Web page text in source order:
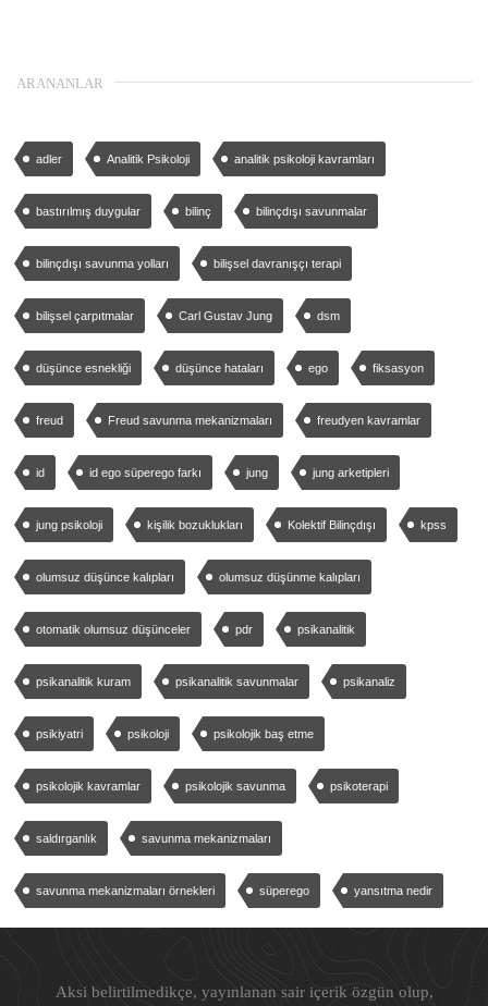
ARANANLAR
adler Analitik Psikoloji analitik psikoloji kavramları
bastırılmış duygular bilinç bilinçdışı savunmalar
bilinçdışı savunma yolları bilişsel davranışçı terapi
bilişsel çarpıtmalar Carl Gustav Jung dsm
düşünce esnekliği düşünce hataları ego fiksasyon
freud Freud savunma mekanizmaları freudyen kavramlar
id id ego süperego farkı jung jung arketipleri
jung psikoloji kişilik bozuklukları Kolektif Bilinçdışı kpss
olumsuz düşünce kalıpları olumsuz düşünme kalıpları
otomatik olumsuz düşünceler pdr psikanalitik
psikanalitik kuram psikanalitik savunmalar psikanaliz
psikiyatri psikoloji psikolojik baş etme
psikolojik kavramlar psikolojik savunma psikoterapi
saldırganlık savunma mekanizmaları
savunma mekanizmaları örnekleri süperego yansıtma nedir
Aksi belirtilmedikçe, yayınlanan sair içerik özgün olup,